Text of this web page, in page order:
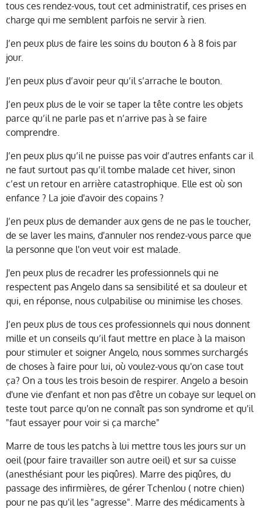
tous ces rendez-vous, tout cet administratif, ces prises en
charge qui me semblent parfois ne servir à rien.
J’en peux plus de faire les soins du bouton 6 à 8 fois par
jour.
J’en peux plus d’avoir peur qu’il s’arrache le bouton.
J’en peux plus de le voir se taper la tête contre les objets
parce qu’il ne parle pas et n’arrive pas à se faire
comprendre.
J’en peux plus qu’il ne puisse pas voir d’autres enfants car il
ne faut surtout pas qu’il tombe malade cet hiver, sinon
c’est un retour en arrière catastrophique. Elle est où son
enfance ? La joie d'avoir des copains ?
J’en peux plus de demander aux gens de ne pas le toucher,
de se laver les mains, d'annuler nos rendez-vous parce que
la personne que l'on veut voir est malade.
J'en peux plus de recadrer les professionnels qui ne
respectent pas Angelo dans sa sensibilité et sa douleur et
qui, en réponse, nous culpabilise ou minimise les choses.
J’en peux plus de tous ces professionnels qui nous donnent
mille et un conseils qu’il faut mettre en place à la maison
pour stimuler et soigner Angelo, nous sommes surchargés
de choses à faire pour lui, où voulez-vous qu'on case tout
ça? On a tous les trois besoin de respirer. Angelo a besoin
d'une vie d'enfant et non pas d'être un cobaye sur lequel on
teste tout parce qu'on ne connaît pas son syndrome et qu'il
"faut essayer pour voir si ça marche"
Marre de tous les patchs à lui mettre tous les jours sur un
oeil (pour faire travailler son autre oeil) et sur sa cuisse
(anesthésiant pour les piqûres). Marre des piqûres, du
passage des infirmières, de gérer Tchenlou ( notre chien)
pour ne pas qu'il les "agresse". Marre des médicaments à